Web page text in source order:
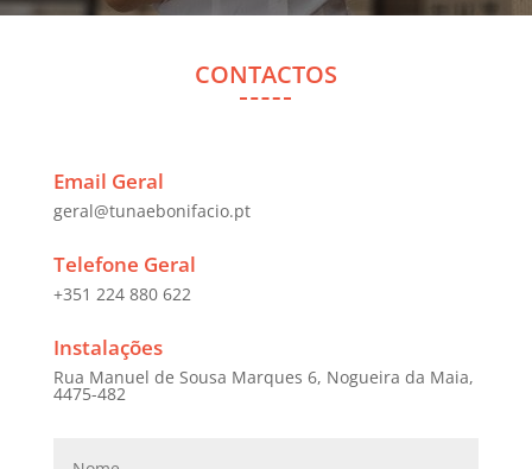
CONTACTOS
Email Geral
geral@tunaebonifacio.pt
Telefone Geral
+351 224 880 622
Instalações
Rua Manuel de Sousa Marques 6, Nogueira da Maia,
4475-482